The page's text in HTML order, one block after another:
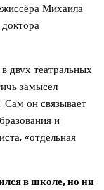
Михаила
двух театральных
замысел
Сам он связывает
и
«отдельная
в школе, но ни